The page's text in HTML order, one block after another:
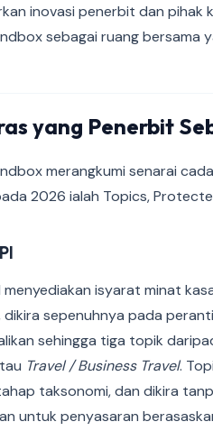
inovasi penerbit dan pihak
sebagai ruang bersama
yang Penerbit
merangkumi senarai
2026 ialah Topics,
menyediakan isyarat minat
dikira sepenuhnya pada
sehingga tiga topik
Travel / Business Travel.
taksonomi, dan dikira
untuk penyasaran